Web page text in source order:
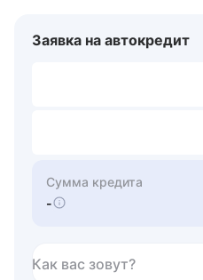
Заявка на автокредит
Сумма кредита
-
Как вас зовут?